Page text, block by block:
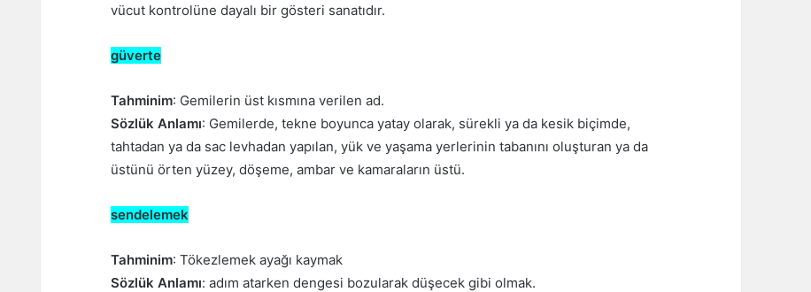
vücut kontrolüne dayalı bir gösteri sanatıdır.
güverte
Tahminim: Gemilerin üst kısmına verilen ad.
Sözlük Anlamı: Gemilerde, tekne boyunca yatay olarak, sürekli ya da kesik biçimde,
tahtadan ya da sac levhadan yapılan, yük ve yaşama yerlerinin tabanını oluşturan ya da
üstünü örten yüzey, döşeme, ambar ve kamaraların üstü.
sendelemek
Tahminim: Tökezlemek ayağı kaymak
Sözlük Anlamı: adım atarken dengesi bozularak düşecek gibi olmak.